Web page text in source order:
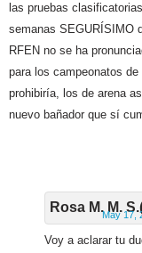
las pruebas
semanas SEGURÍSIMO
RFEN no se ha
para los campeonatos
prohibiría, los de arena
nuevo bañador que sí
Rosa M. M.
May 17,
Voy a aclarar tu